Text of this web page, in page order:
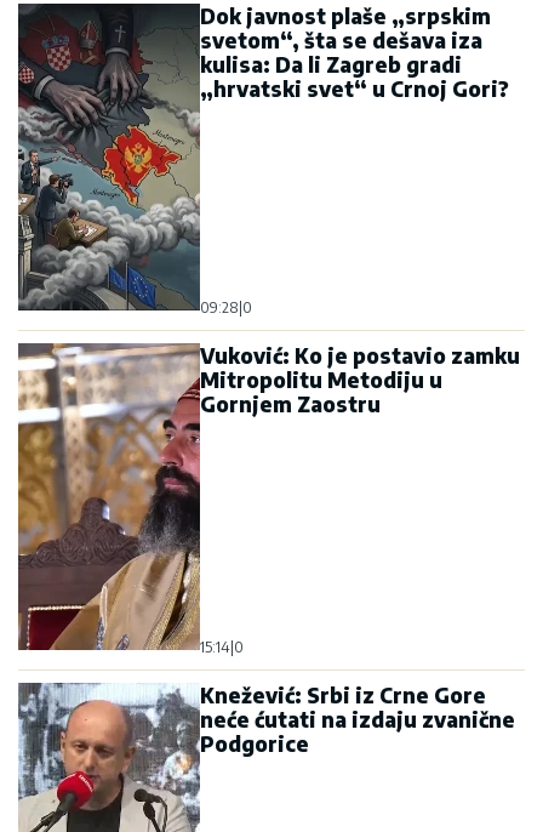
Dok javnost plaše „srpskim
svetom“, šta se dešava iza
kulisa: Da li Zagreb gradi
„hrvatski svet“ u Crnoj Gori?
09:28|0
Vuković: Ko je postavio zamku
Mitropolitu Metodiju u
Gornjem Zaostru
15:14|0
Knežević: Srbi iz Crne Gore
neće ćutati na izdaju zvanične
Podgorice